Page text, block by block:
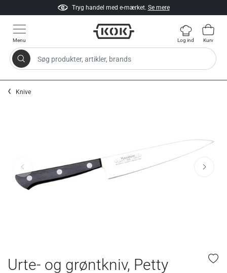
Tryg handel med e-mærket. Se mere
Menu
Søg produkter, artikler, brands
Log ind Kurv
Knive
Urte- og grøntkniv, Petty